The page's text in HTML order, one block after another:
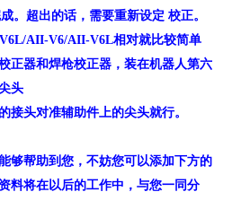
。超出的话，需要重新设定 校正。
AII-V6/AII-V6L相对就比较简单
正器和焊枪校正器，装在机器人第六
头
接头对准辅助件上的尖头就行。
够帮助到您，不妨您可以添加下方的
料将在以后的工作中，与您一同分